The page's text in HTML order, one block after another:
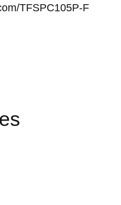
TFSPC105P-F